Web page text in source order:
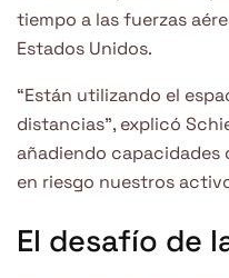
tiempo a las fuerzas
Estados Unidos.
“Están utilizando el
distancias”, explicó
añadiendo
en riesgo nuestros
El desafío de